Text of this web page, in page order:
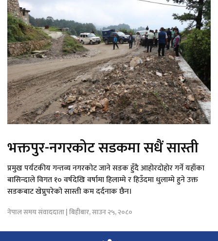
भक्तपुर-नगरकोट सडकमा सधैं सास्ती
प्रमुख पर्यटकीय गन्तव्य नगरकोट जाने सडक हुँदै आहोरदोहोर गर्ने यहाँका
बासिन्दाले विगत १० वर्षदेखि वर्षामा हिलाम्मे र हिउँदमा धुलाम्मे हुने उक्त
सडकबाट खेप्नुपरेको सास्ती कम दर्दनाक छैन।
नेपाल समय संवाददाता | बिहीबार, साउन २५, २०८०